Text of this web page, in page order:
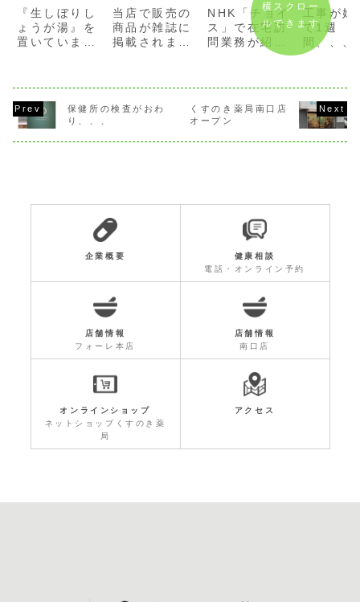
『生しぼりし
ょうが湯』を
置いていま
当店で販売の
商品が雑誌に
掲載されまし
NHK「チョイ
ス」で在宅訪
問業務が紹介
されました。
工事が始
て1週
間、、、
横スクロー
ルできます
保健所の検査がおわ
り、、、
くすのき薬局南口店
オープン
企業概要
健康相談
電話・オンライン予約
店舗情報
フォーレ本店
店舗情報
南口店
オンラインショップ
ネットショップくすのき薬
局
アクセス